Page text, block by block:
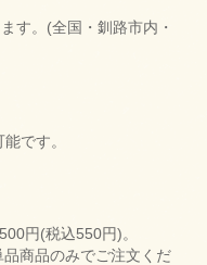
す。(全国・釧路市内・
です。
円(税込550円)。
商品のみでご注文くだ